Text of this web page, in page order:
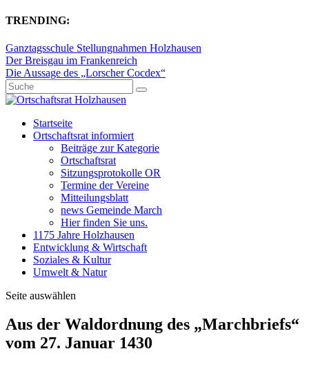
TRENDING:
Ganztagsschule Stellungnahmen Holzhausen
Der Breisgau im Frankenreich
Die Aussage des „Lorscher Cocdex“
Startseite
Ortschaftsrat informiert
Beiträge zur Kategorie
Ortschaftsrat
Sitzungsprotokolle OR
Termine der Vereine
Mitteilungsblatt
news Gemeinde March
Hier finden Sie uns.
1175 Jahre Holzhausen
Entwicklung & Wirtschaft
Soziales & Kultur
Umwelt & Natur
Seite auswählen
Aus der Waldordnung des „Marchbriefs“
vom 27. Januar 1430